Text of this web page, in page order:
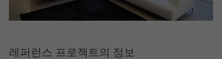
레퍼런스 프로젝트의 정보